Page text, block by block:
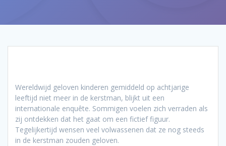
Wereldwijd geloven kinderen gemiddeld op achtjarige
leeftijd niet meer in de kerstman, blijkt uit een
internationale enquête. Sommigen voelen zich verraden als
zij ontdekken dat het gaat om een fictief figuur.
Tegelijkertijd wensen veel volwassenen dat ze nog steeds
in de kerstman zouden geloven.